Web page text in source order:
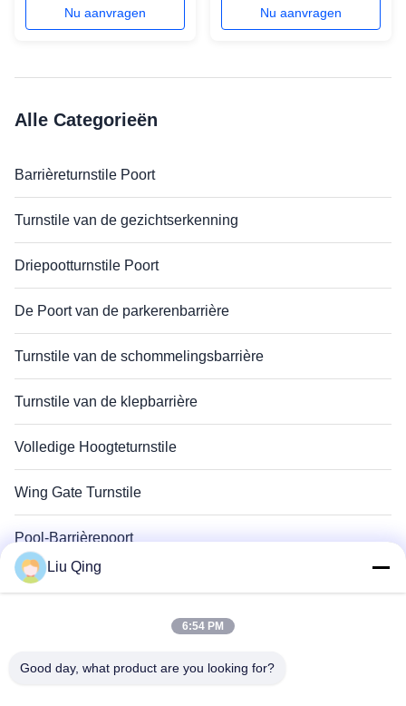
Automatische Turnstile
Poort voor DOW-Toegang
Nu aanvragen
van de Kaartlezer Voet
Nu aanvragen
Alle Categorieën
Barrièreturnstile Poort
Turnstile van de gezichtserkenning
Driepootturnstile Poort
De Poort van de parkerenbarrière
Turnstile van de schommelingsbarrière
Turnstile van de klepbarrière
Volledige Hoogteturnstile
Wing Gate Turnstile
Pool-Barrièrepoort
Omheining Barrier Gate
Turnstile van de snelheidspoort
Liu Qing
6:54 PM
Good day, what product are you looking for?